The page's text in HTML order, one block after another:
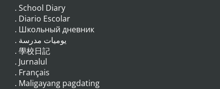
. School Diary
. Diario Escolar
. Школьный дневник
. يوميات مدرسة
. 學校日記
. Jurnalul
. Français
. Maligayang pagdating